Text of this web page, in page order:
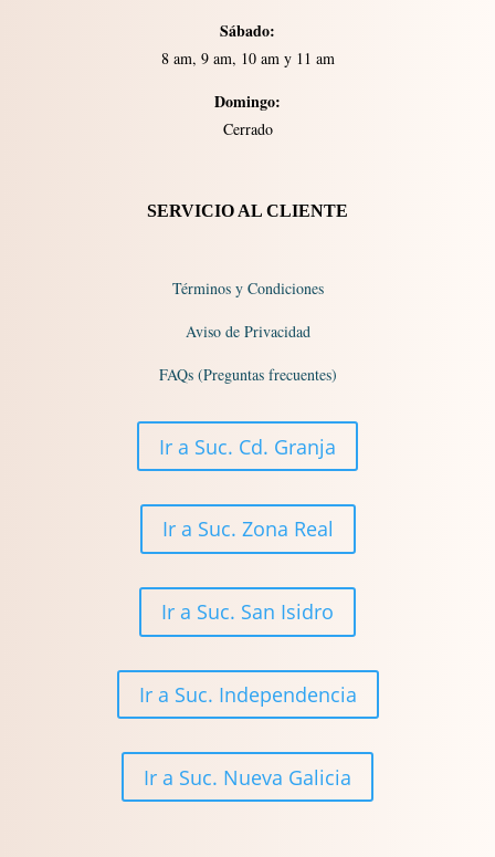
Sábado:
8 am, 9 am, 10 am y 11 am
Domingo:
Cerrado​​
SERVICIO AL CLIENTE
Términos y Condiciones
Aviso de Privacidad
FAQs (Preguntas frecuentes)
Ir a Suc. Cd. Granja
Ir a Suc. Zona Real
Ir a Suc. San Isidro
Ir a Suc. Independencia
Ir a Suc. Nueva Galicia